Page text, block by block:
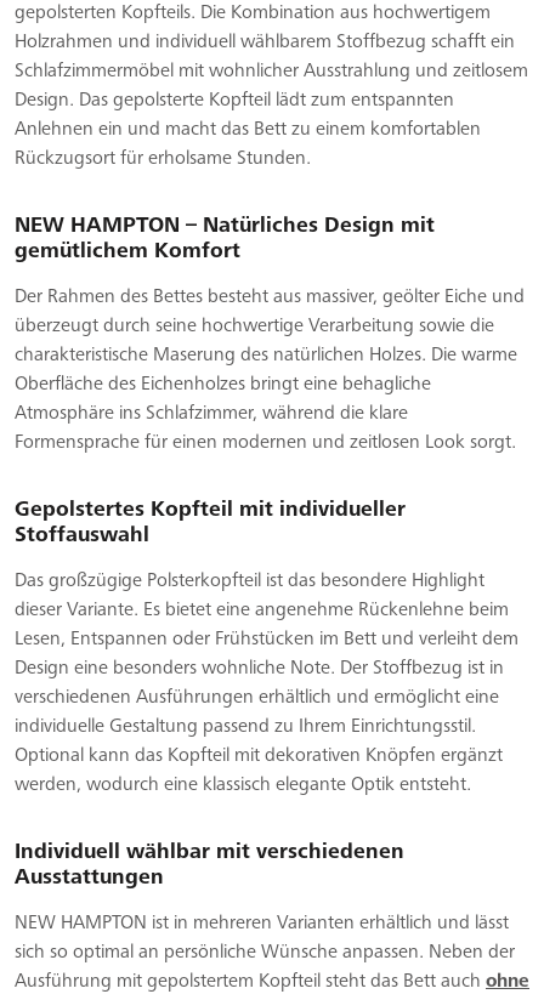
gepolsterten Kopfteils. Die Kombination aus hochwertigem
Holzrahmen und individuell wählbarem Stoffbezug schafft ein
Schlafzimmermöbel mit wohnlicher Ausstrahlung und zeitlosem
Design. Das gepolsterte Kopfteil lädt zum entspannten
Anlehnen ein und macht das Bett zu einem komfortablen
Rückzugsort für erholsame Stunden.
NEW HAMPTON – Natürliches Design mit
gemütlichem Komfort
Der Rahmen des Bettes besteht aus massiver, geölter Eiche und
überzeugt durch seine hochwertige Verarbeitung sowie die
charakteristische Maserung des natürlichen Holzes. Die warme
Oberfläche des Eichenholzes bringt eine behagliche
Atmosphäre ins Schlafzimmer, während die klare
Formensprache für einen modernen und zeitlosen Look sorgt.
Gepolstertes Kopfteil mit individueller
Stoffauswahl
Das großzügige Polsterkopfteil ist das besondere Highlight
dieser Variante. Es bietet eine angenehme Rückenlehne beim
Lesen, Entspannen oder Frühstücken im Bett und verleiht dem
Design eine besonders wohnliche Note. Der Stoffbezug ist in
verschiedenen Ausführungen erhältlich und ermöglicht eine
individuelle Gestaltung passend zu Ihrem Einrichtungsstil.
Optional kann das Kopfteil mit dekorativen Knöpfen ergänzt
werden, wodurch eine klassisch elegante Optik entsteht.
Individuell wählbar mit verschiedenen
Ausstattungen
NEW HAMPTON ist in mehreren Varianten erhältlich und lässt
sich so optimal an persönliche Wünsche anpassen. Neben der
Ausführung mit gepolstertem Kopfteil steht das Bett auch ohne